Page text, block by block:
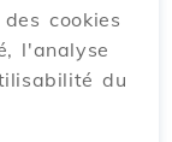
cookies
l'analyse
du